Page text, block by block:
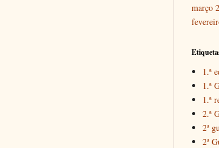
março
1.ª
1.ª
1.ª
2.ª
2ª
2ª